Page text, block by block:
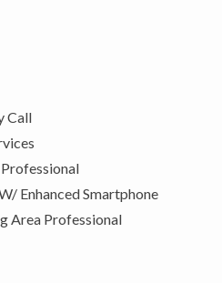
Call
Enhanced Smartphone
Area Professional